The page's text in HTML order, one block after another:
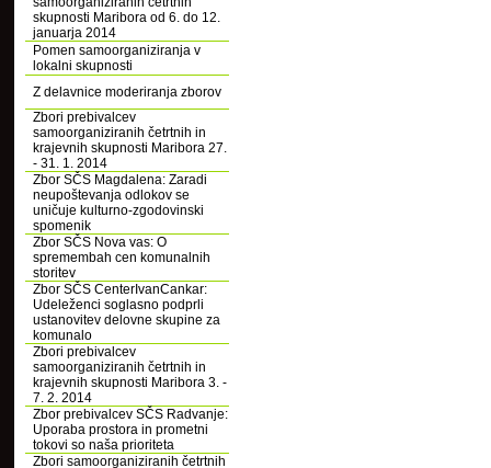
skupnosti Maribora od 6. do 12.
januarja 2014
Pomen samoorganiziranja v
lokalni skupnosti
Z delavnice moderiranja zborov
Zbori prebivalcev
samoorganiziranih četrtnih in
krajevnih skupnosti Maribora 27.
- 31. 1. 2014
Zbor SČS Magdalena: Zaradi
neupoštevanja odlokov se
uničuje kulturno-zgodovinski
spomenik
Zbor SČS Nova vas: O
spremembah cen komunalnih
storitev
Zbor SČS CenterIvanCankar:
Udeleženci soglasno podprli
ustanovitev delovne skupine za
komunalo
Zbori prebivalcev
samoorganiziranih četrtnih in
krajevnih skupnosti Maribora 3. -
7. 2. 2014
Zbor prebivalcev SČS Radvanje:
Uporaba prostora in prometni
tokovi so naša prioriteta
Zbori samoorganiziranih četrtnih